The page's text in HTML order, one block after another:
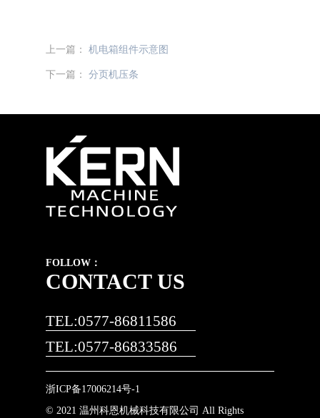
上一篇： 机电箱组件示意图
下一篇： 分页机压条
FOLLOW：
CONTACT US
TEL:0577-86811586
TEL:0577-86833586
浙ICP备17006214号-1
© 2021 温州科恩机械科技有限公司 All Rights